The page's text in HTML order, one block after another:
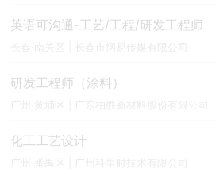
英语可沟通-工艺/工程/研发工程师
研发工程师（涂料）
化工工艺设计